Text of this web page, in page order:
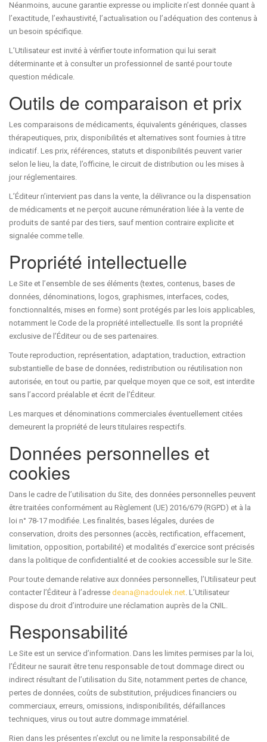
Néanmoins, aucune garantie expresse ou implicite n’est donnée quant à
l’exactitude, l’exhaustivité, l’actualisation ou l’adéquation des contenus à
un besoin spécifique.
L’Utilisateur est invité à vérifier toute information qui lui serait
déterminante et à consulter un professionnel de santé pour toute
question médicale.
Outils de comparaison et prix
Les comparaisons de médicaments, équivalents génériques, classes
thérapeutiques, prix, disponibilités et alternatives sont fournies à titre
indicatif. Les prix, références, statuts et disponibilités peuvent varier
selon le lieu, la date, l’officine, le circuit de distribution ou les mises à
jour réglementaires.
L’Éditeur n’intervient pas dans la vente, la délivrance ou la dispensation
de médicaments et ne perçoit aucune rémunération liée à la vente de
produits de santé par des tiers, sauf mention contraire explicite et
signalée comme telle.
Propriété intellectuelle
Le Site et l’ensemble de ses éléments (textes, contenus, bases de
données, dénominations, logos, graphismes, interfaces, codes,
fonctionnalités, mises en forme) sont protégés par les lois applicables,
notamment le Code de la propriété intellectuelle. Ils sont la propriété
exclusive de l’Éditeur ou de ses partenaires.
Toute reproduction, représentation, adaptation, traduction, extraction
substantielle de base de données, redistribution ou réutilisation non
autorisée, en tout ou partie, par quelque moyen que ce soit, est interdite
sans l’accord préalable et écrit de l’Éditeur.
Les marques et dénominations commerciales éventuellement citées
demeurent la propriété de leurs titulaires respectifs.
Données personnelles et
cookies
Dans le cadre de l’utilisation du Site, des données personnelles peuvent
être traitées conformément au Règlement (UE) 2016/679 (RGPD) et à la
loi n° 78-17 modifiée. Les finalités, bases légales, durées de
conservation, droits des personnes (accès, rectification, effacement,
limitation, opposition, portabilité) et modalités d’exercice sont précisés
dans la politique de confidentialité et de cookies accessible sur le Site.
Pour toute demande relative aux données personnelles, l’Utilisateur peut
contacter l’Éditeur à l’adresse deana@nadoulek.net. L’Utilisateur
dispose du droit d’introduire une réclamation auprès de la CNIL.
Responsabilité
Le Site est un service d’information. Dans les limites permises par la loi,
l’Éditeur ne saurait être tenu responsable de tout dommage direct ou
indirect résultant de l’utilisation du Site, notamment pertes de chance,
pertes de données, coûts de substitution, préjudices financiers ou
commerciaux, erreurs, omissions, indisponibilités, défaillances
techniques, virus ou tout autre dommage immatériel.
Rien dans les présentes n’exclut ou ne limite la responsabilité de